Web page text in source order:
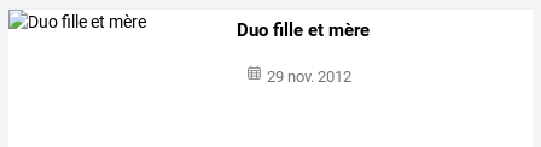
Duo fille et mère
29 nov. 2012